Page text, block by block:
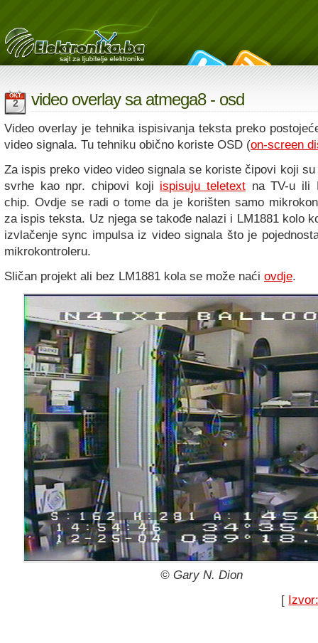
OKT
2 video overlay sa atmega8 - osd
Video overlay je tehnika ispisivanja teksta preko
video signala. Tu tehniku obično koriste OSD (on-screen
Za ispis preko video video signala se koriste čipovi koji su
svrhe kao npr. chipovi koji ispisuju teletext na TV-u ili
chip. Ovdje se radi o tome da je korišten samo
za ispis teksta. Uz njega se takođe nalazi i LM1881 kolo
izvlačenje sync impulsa iz video signala što je
mikrokontroleru.
Sličan projekt ali bez LM1881 kola se može naći ovdje.
© Gary N. Dion
[